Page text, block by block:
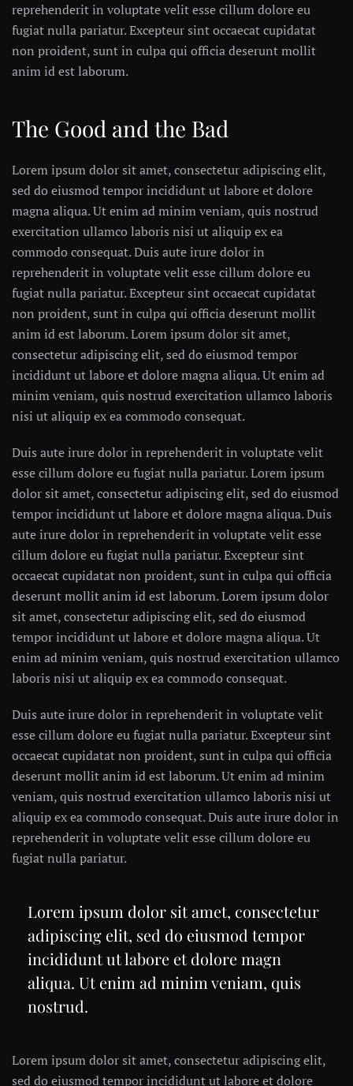
reprehenderit in voluptate velit esse cillum dolore eu
fugiat nulla pariatur. Excepteur sint occaecat cupidatat
non proident, sunt in culpa qui officia deserunt mollit
anim id est laborum.
The Good and the Bad
Lorem ipsum dolor sit amet, consectetur adipiscing elit,
sed do eiusmod tempor incididunt ut labore et dolore
magna aliqua. Ut enim ad minim veniam, quis nostrud
exercitation ullamco laboris nisi ut aliquip ex ea
commodo consequat. Duis aute irure dolor in
reprehenderit in voluptate velit esse cillum dolore eu
fugiat nulla pariatur. Excepteur sint occaecat cupidatat
non proident, sunt in culpa qui officia deserunt mollit
anim id est laborum. Lorem ipsum dolor sit amet,
consectetur adipiscing elit, sed do eiusmod tempor
incididunt ut labore et dolore magna aliqua. Ut enim ad
minim veniam, quis nostrud exercitation ullamco laboris
nisi ut aliquip ex ea commodo consequat.
Duis aute irure dolor in reprehenderit in voluptate velit
esse cillum dolore eu fugiat nulla pariatur. Lorem ipsum
dolor sit amet, consectetur adipiscing elit, sed do eiusmod
tempor incididunt ut labore et dolore magna aliqua. Duis
aute irure dolor in reprehenderit in voluptate velit esse
cillum dolore eu fugiat nulla pariatur. Excepteur sint
occaecat cupidatat non proident, sunt in culpa qui officia
deserunt mollit anim id est laborum. Lorem ipsum dolor
sit amet, consectetur adipiscing elit, sed do eiusmod
tempor incididunt ut labore et dolore magna aliqua. Ut
enim ad minim veniam, quis nostrud exercitation ullamco
laboris nisi ut aliquip ex ea commodo consequat.
Duis aute irure dolor in reprehenderit in voluptate velit
esse cillum dolore eu fugiat nulla pariatur. Excepteur sint
occaecat cupidatat non proident, sunt in culpa qui officia
deserunt mollit anim id est laborum. Ut enim ad minim
veniam, quis nostrud exercitation ullamco laboris nisi ut
aliquip ex ea commodo consequat. Duis aute irure dolor in
reprehenderit in voluptate velit esse cillum dolore eu
fugiat nulla pariatur.
Lorem ipsum dolor sit amet, consectetur
adipiscing elit, sed do eiusmod tempor
incididunt ut labore et dolore magn
aliqua. Ut enim ad minim veniam, quis
nostrud.
Lorem ipsum dolor sit amet, consectetur adipiscing elit,
sed do eiusmod tempor incididunt ut labore et dolore